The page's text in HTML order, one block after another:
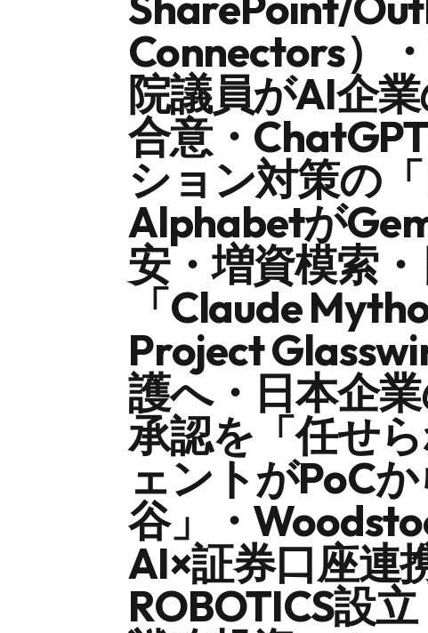
Connectors）
院議員がAI企
合意・
ション対策の
Alphabetが
安・増資模索
「Claude
Project
護へ・日本企
承認を「任せ
ェントがPoC
谷」・
AI×証券口座連
ROBOTICS設